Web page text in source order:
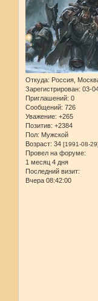
Откуда: Россия,
Зарегистрирован: 03-
Приглашений: 0
Сообщений: 726
Уважение: +265
Позитив: +2384
Пол: Мужской
Возраст: 34 [1991-08-29]
Провел на форуме:
1 месяц 4 дня
Последний визит:
Вчера 08:42:00